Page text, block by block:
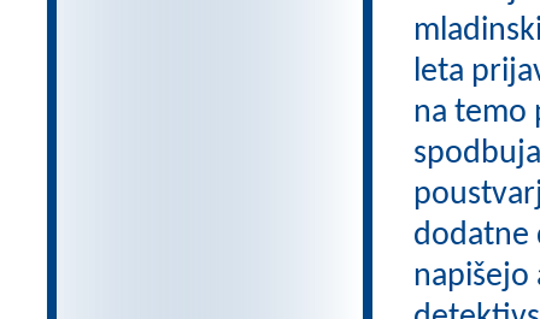
leta
na temo
dodatne
napišejo